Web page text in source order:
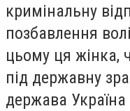
кримінальну
позбавлення
цьому ця жінка,
під державну
держава